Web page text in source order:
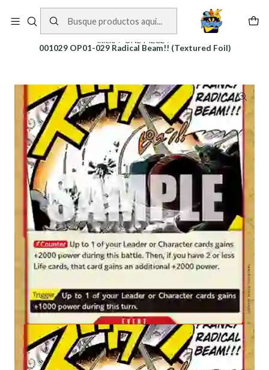
Inicio
ONE PIECE
001029 OP01-029 Radical Beam!! (Textured Foil)